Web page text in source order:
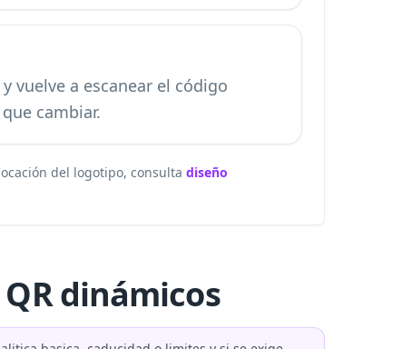
vuelve a escanear el código
cambiar.
del logotipo, consulta diseño
dinámicos